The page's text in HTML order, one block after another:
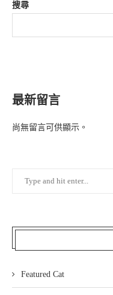
搜尋
最新留言
尚無留言可供顯示。
Featured Cat